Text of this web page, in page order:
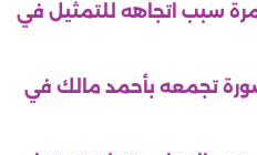
سبب اتجاهه للتمثيل في
تجمعه بأحمد مالك في